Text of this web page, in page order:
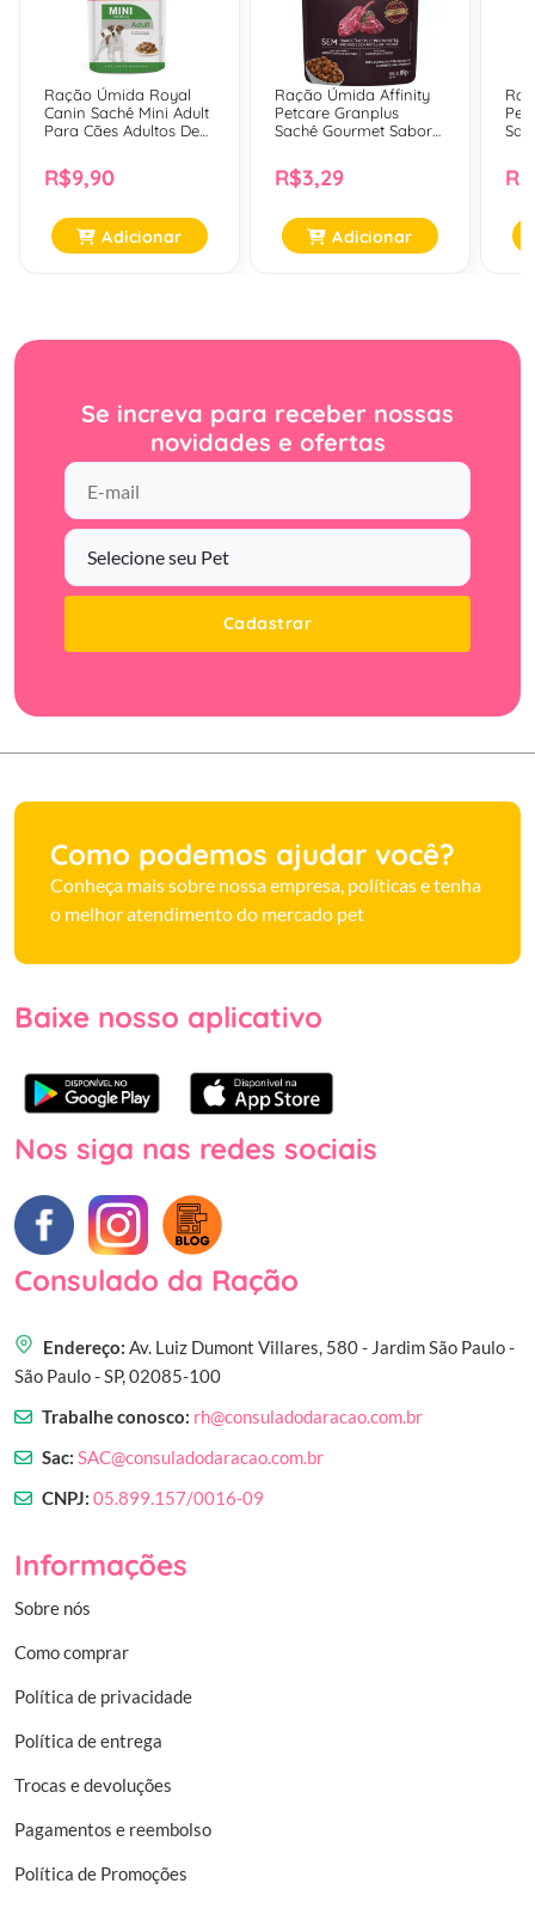
Ração Úmida Royal
Canin Sachê Mini Adult
Para Cães Adultos De
R$9,90
Adicionar
Ração Úmida Affinity
Petcare Granplus
Sachê Gourmet Sabor
Adultos Castrados - 85
Gr
R$3,29
Adicionar
Se increva para receber nossas
novidades e ofertas
Cadastrar
Como podemos ajudar você?
Conheça mais sobre nossa empresa, políticas e tenha
o melhor atendimento do mercado pet
Baixe nosso aplicativo
Nos siga nas redes sociais
Consulado da Ração
Endereço: Av. Luiz Dumont Villares, 580 - Jardim São Paulo -
São Paulo - SP, 02085-100
Trabalhe conosco: rh@consuladodaracao.com.br
Sac: SAC@consuladodaracao.com.br
CNPJ: 05.899.157/0016-09
Informações
Sobre nós
Como comprar
Política de privacidade
Política de entrega
Trocas e devoluções
Pagamentos e reembolso
Política de Promoções